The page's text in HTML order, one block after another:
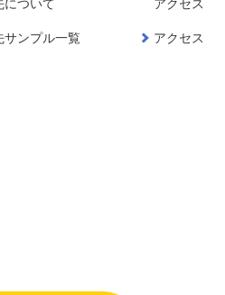
サンプル一覧
アクセス